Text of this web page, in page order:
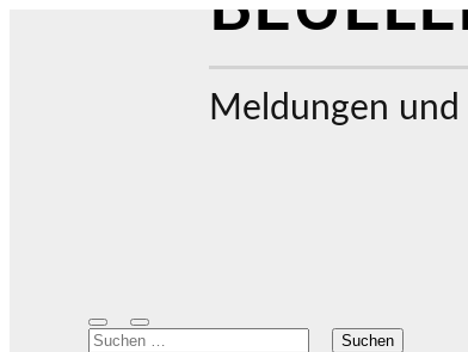
Meldungen
Mobile-
Menü
Suchfeld
ein-/ausblenden
Suchen